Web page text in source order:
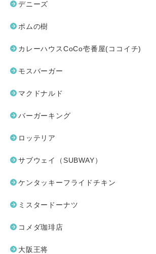
デニーズ
ポムの樹
カレーハウスCoCo壱番屋(ココイチ)
モスバーガー
マクドナルド
バーガーキング
ロッテリア
サブウェイ（SUBWAY）
ケンタッキーフライドチキン
ミスタードーナツ
コメダ珈琲店
大阪王将